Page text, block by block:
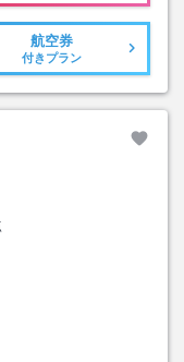
航空券
付きプラン